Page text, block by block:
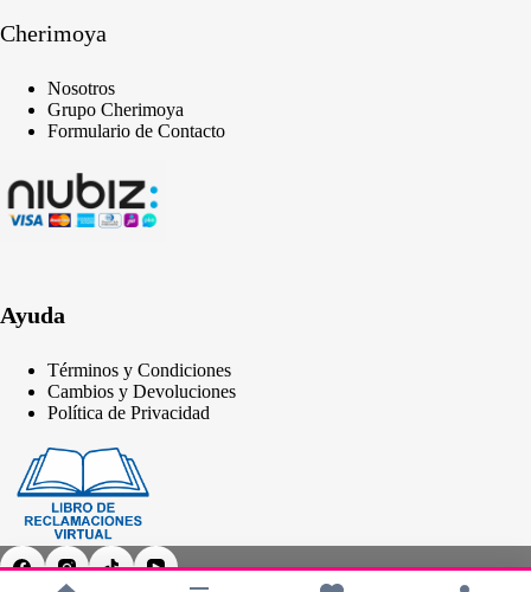
Cherimoya
Nosotros
Grupo Cherimoya
Formulario de Contacto
Ayuda
Términos y Condiciones
Cambios y Devoluciones
Política de Privacidad